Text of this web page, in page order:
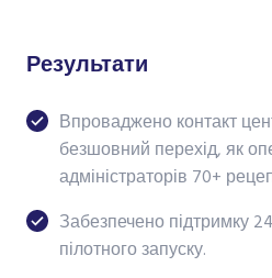
Результати
Впроваджено контакт
безшовний перехід, як
адміністраторів 70+
Забезпечено підтримку
пілотного запуску.